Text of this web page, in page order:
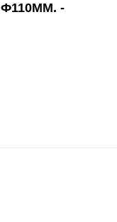
-